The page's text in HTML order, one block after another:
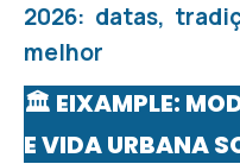
2026: datas,
melhor
🏛️ EIXAMPLE:
E VIDA URBANA